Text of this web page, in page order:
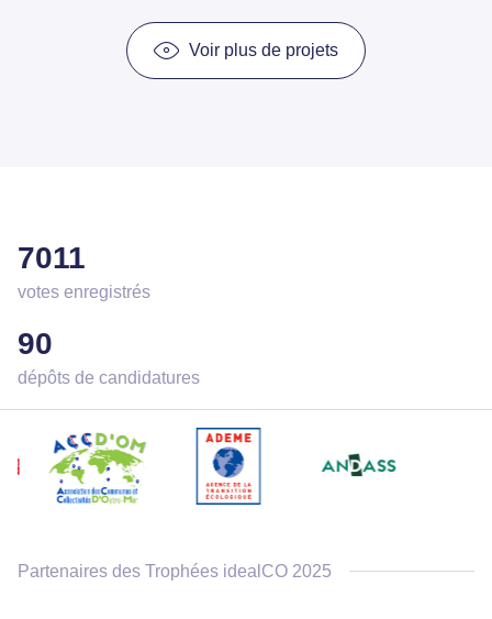
Voir plus de projets
7011
votes enregistrés
90
dépôts de candidatures
Partenaires des Trophées idealCO 2025